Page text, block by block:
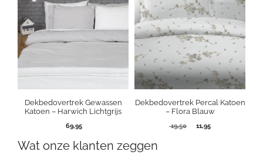
Dekbedovertrek Gewassen
Katoen – Harwich Lichtgrijs
69,95
Dekbedovertrek Percal Katoen
– Flora Blauw
19,50
Oorspronkelijke
11,95Huidige
Wat onze klanten zeggen